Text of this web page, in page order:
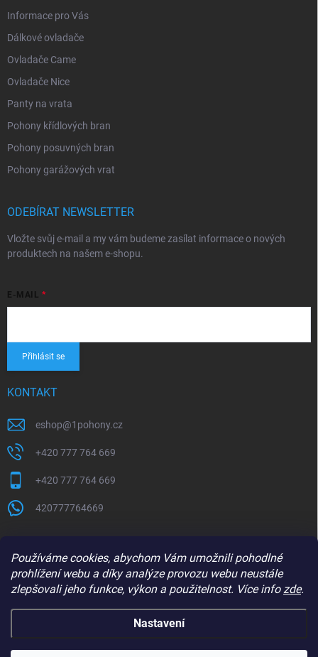
Používáme cookies, abychom Vám umožnili pohodlné
prohlížení webu a díky analýze provozu webu neustále
zlepšovali jeho funkce, výkon a použitelnost. Více infozde.
Nastavení
Informace pro Vás
Dálkové ovladače
Ovladače Came
Ovladače Nice
Panty na vrata
Pohony křídlových bran
Pohony posuvných bran
Pohony garážových vrat
ODEBÍRAT NEWSLETTER
Vložte svůj e-mail a my vám budeme zasílat informace o nových
produktech na našem e-shopu.
E-MAIL
Přihlásit se
KONTAKT
eshop@1pohony.cz
+420 777 764 669
+420 777 764 669
420777764669
Copyright 20261Pohony.cz. Všechna práva vyhrazena.Upravit nastavení